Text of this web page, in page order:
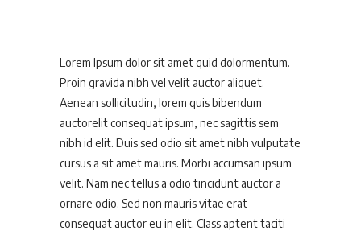
Lorem Ipsum dolor sit amet quid dolormentum.
Proin gravida nibh vel velit auctor aliquet.
Aenean sollicitudin, lorem quis bibendum
auctorelit consequat ipsum, nec sagittis sem
nibh id elit. Duis sed odio sit amet nibh vulputate
cursus a sit amet mauris. Morbi accumsan ipsum
velit. Nam nec tellus a odio tincidunt auctor a
ornare odio. Sed non mauris vitae erat
consequat auctor eu in elit. Class aptent taciti